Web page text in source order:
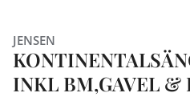
JENSEN
INKL BM,GAVEL &